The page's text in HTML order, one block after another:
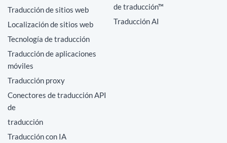
Traducción de sitios web
Localización de sitios web
Tecnología de traducción
Traducción de aplicaciones
móviles
Traducción proxy
Conectores de traducción API
de
traducción
Traducción con IA
de traducción™
Traducción AI